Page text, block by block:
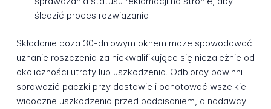
śledzić proces rozwiązania
Składanie poza 30-dniowym oknem może spowodować
uznanie roszczenia za niekwalifikujące się niezależnie od
okoliczności utraty lub uszkodzenia. Odbiorcy powinni
sprawdzić paczki przy dostawie i odnotować wszelkie
widoczne uszkodzenia przed podpisaniem, a nadawcy